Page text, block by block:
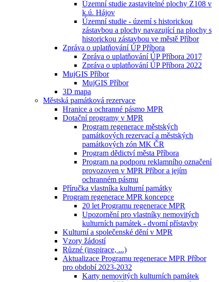
Územní studie zastavitelné plochy Z108 v
k.ú. Hájov
Územní studie - území s historickou
zástavbou a plochy navazující na plochy s
historickou zástavbou ve městě Příbor
Zpráva o uplatňování ÚP Příbora
Zpráva o uplatňování ÚP Příbora 2017
Zpráva o uplatňování ÚP Příbora 2022
MujGIS Příbor
MujGIS Příbor
3D mapa
Městská památková rezervace
Hranice a ochranné pásmo MPR
Dotační programy v MPR
Program regenerace městských
památkových rezervací a městských
památkových zón MK ČR
Program dědictví města Příbora
Program na podporu reklamního označení
provozoven v MPR Příbor a jejím
ochranném pásmu
Příručka vlastníka kulturní památky
Program regenerace MPR koncepce
20 let Programu regenerace MPR
Upozornění pro vlastníky nemovitých
kulturních památek - dvorní přístavby
Kulturní a společenské dění v MPR
Vzory žádostí
Různé (inspirace, ...)
Aktualizace Programu regenerace MPR Příbor
pro období 2023-2032
Karty nemovitých kulturních památek